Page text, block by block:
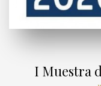
I Muestra